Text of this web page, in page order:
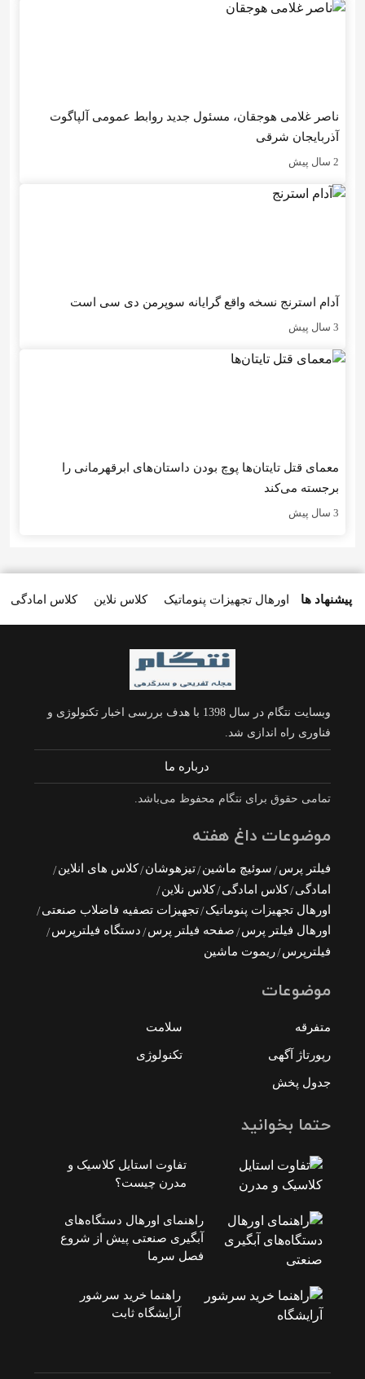
ناصر غلامی هوجقان، مسئول جدید روابط عمومی آلپاگوت
آذربایجان شرقی
2 سال پیش
آدام استرنج نسخه واقع گرایانه سوپرمن دی سی است
3 سال پیش
معمای قتل تایتان‌ها پوچ بودن داستان‌های ابرقهرمانی را
برجسته می‌کند
3 سال پیش
پیشنهاد ها کلاس امادگی کلاس نلاین اورهال تجهیزات پنوماتیک
وبسایت نتگام در سال 1398 با هدف بررسی اخبار تکنولوژی و
فناوری راه اندازی شد.
درباره ما
تمامی حقوق برای نتگام محفوظ می‌باشد.
موضوعات داغ هفته
فیلتر پرس سوئیچ ماشین تیزهوشان کلاس های انلاین
امادگی کلاس امادگی کلاس نلاین
اورهال تجهیزات پنوماتیک تجهیزات تصفیه فاضلاب صنعتی
اورهال فیلتر پرس
صفحه فیلتر پرس
دستگاه فیلترپرس
فیلترپرس ریموت ماشین
موضوعات
متفرقه سلامت
رپورتاژ آگهی تکنولوژی
جدول پخش
حتما بخوانید
تفاوت استایل کلاسیک و
مدرن چیست؟
راهنمای اورهال دستگاه‌های
آبگیری صنعتی پیش از شروع
فصل سرما
راهنما خرید سرشور
آرایشگاه ثابت